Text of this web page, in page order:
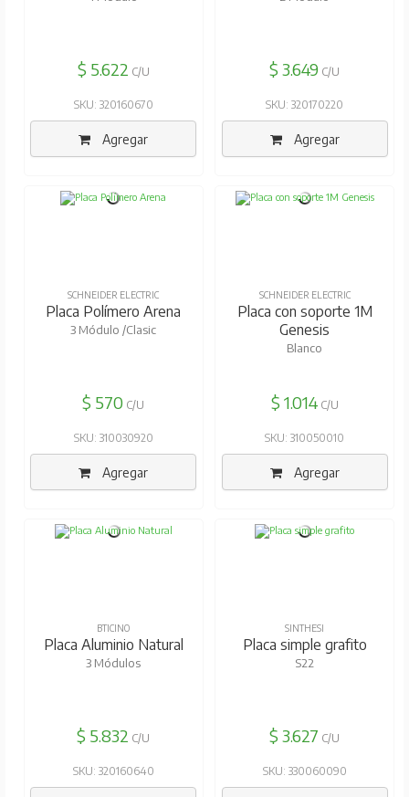
$ 5.622 C/U
SKU: 320160670
Agregar
$ 3.649 C/U
SKU: 320170220
Agregar
SCHNEIDER ELECTRIC
Placa Polímero Arena
3 Módulo /Clasic
$ 570 C/U
SKU: 310030920
Agregar
SCHNEIDER ELECTRIC
Placa con soporte 1M
Genesis
Blanco
$ 1.014C/U
SKU: 310050010
Agregar
BTICINO
Placa Aluminio Natural
3 Módulos
$ 5.832 C/U
SKU: 320160640
SINTHESI
Placa simple grafito
S22
$ 3.627 C/U
SKU: 330060090